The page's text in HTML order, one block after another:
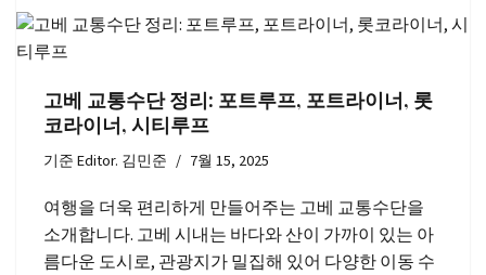
건
뛰
고베 교통수단 정리: 포트루프, 포트라이너, 롯
코라이너, 시티루프
기준Editor. 김민준 7월 15, 2025
여행을 더욱 편리하게 만들어주는 고베 교통수단을
소개합니다. 고베 시내는 바다와 산이 가까이 있는 아
름다운 도시로, 관광지가 밀집해 있어 다양한 이동 수